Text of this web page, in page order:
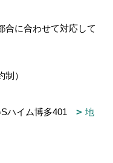
合に合わせて対応して
）
ハイム博多401
地